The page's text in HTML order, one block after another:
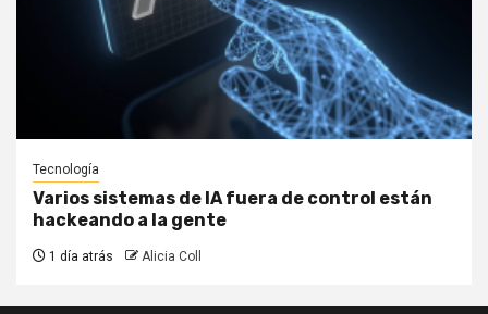
Tecnología
Varios sistemas de IA fuera de control están
hackeando a la gente
1 día atrás Alicia Coll